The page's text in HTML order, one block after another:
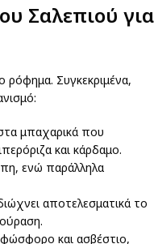
Σαλεπιού για
ρόφημα. Συγκεκριμένα,
μπαχαρικά που
και κάρδαμο.
ενώ παράλληλα
αποτελεσματικά το
και ασβέστιο,